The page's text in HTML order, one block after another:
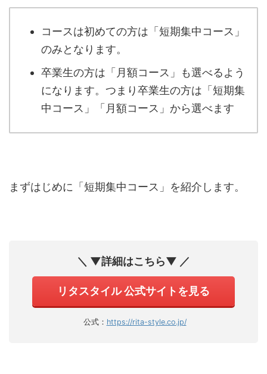
コースは初めての方は「短期集中コース」
のみとなります。
卒業生の方は「月額コース」も選べるよう
になります。つまり卒業生の方は「短期集
中コース」「月額コース」から選べます
まずはじめに「短期集中コース」を紹介します。
＼ ▼詳細はこちら▼ ／
リタスタイル 公式サイトを見る
公式： https://rita-style.co.jp/